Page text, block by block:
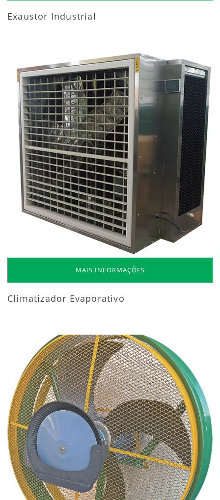
Exaustor Industrial
MAIS INFORMAÇÕES
Climatizador Evaporativo